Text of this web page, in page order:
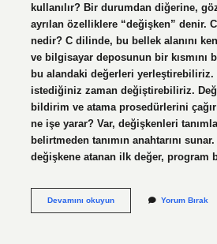
kullanılır? Bir durumdan diğerine,
ayrılan özelliklere “değişken” denir.
nedir? C dilinde, bu bellek alanını
ve bilgisayar deposunun bir kısmını
bu alandaki değerleri yerleştirebiliriz.
istediğiniz zaman değiştirebiliriz.
bildirim ve atama prosedürlerini
ne işe yarar? Var, değişkenleri
belirtmeden tanımın anahtarını
değişkene atanan ilk değer,
Devamını okuyunC
Yorum Bırak